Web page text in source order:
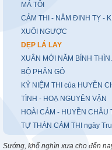
MÁ TÔI
CẢM THI - NĂM ĐINH TỴ -
XUÔI NGƯỢC
DẸP LÁ LAY
XUÂN MỚI NĂM BÍNH
BỘ PHẢN GỎ
KỶ NIỆM THI của HUYỀN
TÌNH - HOẠ NGUYÊN VẬN
HOÀI CẢM - HUYỀN CHÂU
TỰ THÁN CẢM THI ngày
Sướng, khổ nghìn xưa cho đến